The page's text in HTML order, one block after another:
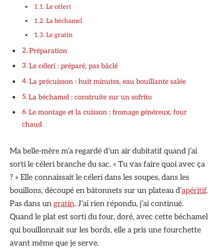
Le céleri
La béchamel
Le gratin
Préparation
Le céleri : préparé, pas bâclé
La précuisson : huit minutes, eau bouillante salée
La béchamel : construite sur un sofrito
Le montage et la cuisson : fromage généreux, four
chaud
Ma belle-mère m’a regardé d’un air dubitatif quand j’ai
sorti le céleri branche du sac. « Tu vas faire quoi avec ça
? » Elle connaissait le céleri dans les soupes, dans les
bouillons, découpé en bâtonnets sur un plateau d’apéritif.
Pas dans un gratin. J’ai rien répondu, j’ai continué.
Quand le plat est sorti du four, doré, avec cette béchamel
qui bouillonnait sur les bords, elle a pris une fourchette
avant même que je serve.